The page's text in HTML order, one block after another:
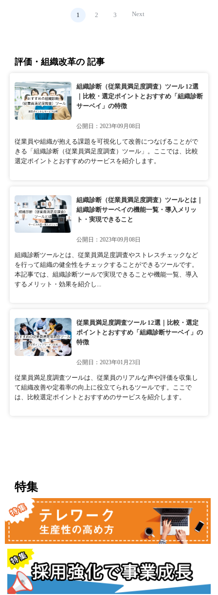
1 2 3 Next
評価・組織改革の 記事
組織診断（従業員満足度調査）ツール 12選
｜比較・選定ポイントとおすすめ「組織診断
サーベイ」の特徴
公開日：2023年09月08日
従業員や組織が抱える課題を可視化して改善につなげることがで
きる「組織診断（従業員満足度調査）ツール」。ここでは、比較
選定ポイントとおすすめのサービスを紹介します。
組織診断（従業員満足度調査）ツールとは｜
組織診断サーベイの機能一覧・導入メリッ
ト・実現できること
公開日：2023年09月08日
組織診断ツールとは、従業員満足度調査やストレスチェックなど
を行って組織の健全性をチェックすることができるツールです。
本記事では、組織診断ツールで実現できることや機能一覧、導入
するメリット・効果を紹介し...
従業員満足度調査ツール 12選｜比較・選定
ポイントとおすすめ「組織診断サーベイ」の
特徴
公開日：2023年01月23日
従業員満足度調査ツールは、従業員のリアルな声や評価を収集し
て組織改善や定着率の向上に役立てられるツールです。ここで
は、比較選定ポイントとおすすめのサービスを紹介します。
特集